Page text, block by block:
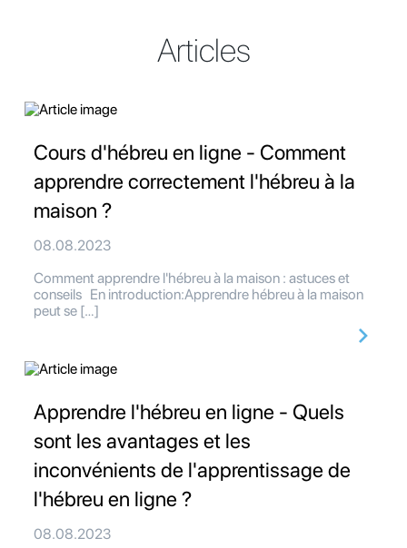
Articles
Cours d'hébreu en ligne - Comment
apprendre correctement l'hébreu à la
maison ?
08.08.2023
Comment apprendre l'hébreu à la maison : astuces et
conseils En introduction:Apprendre hébreu à la maison
peut se […]
Apprendre l'hébreu en ligne - Quels
sont les avantages et les
inconvénients de l'apprentissage de
l'hébreu en ligne ?
08.08.2023